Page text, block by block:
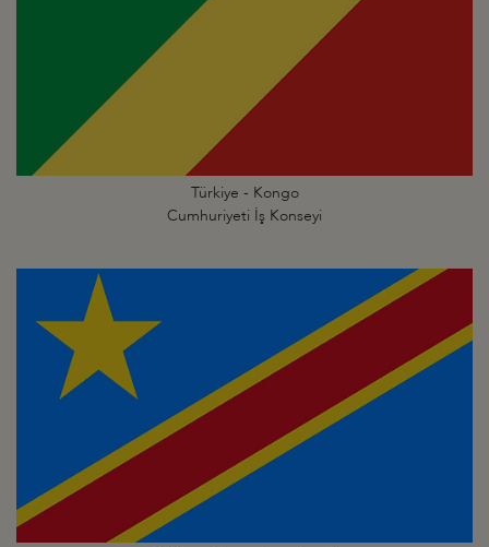
Türkiye - Kongo
Cumhuriyeti İş Konseyi